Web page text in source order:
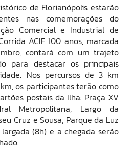
de Florianópolis estarão
nas comemorações do
Comercial e Industrial de
ACIF 100 anos, marcada
contará com um trajeto
para destacar os principais
Nos percursos de 3 km
os participantes terão como
postais da Ilha: Praça XV
Metropolitana, Largo da
Cruz e Sousa, Parque da Luz
(8h) e a chegada serão